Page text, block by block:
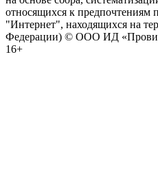
относящихся к предпочтениям
"Интернет", находящихся на
Федерации) © ООО ИД
16+